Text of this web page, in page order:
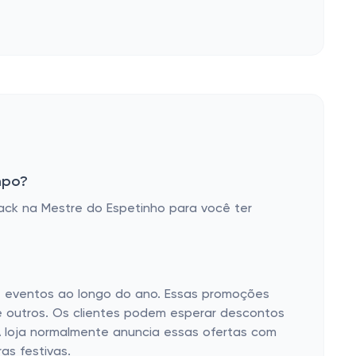
na Mestre do Espetinho para você ter
ao longo do ano. Essas promoções
outros. Os clientes podem esperar descontos
normalmente anuncia essas ofertas com
festivas.